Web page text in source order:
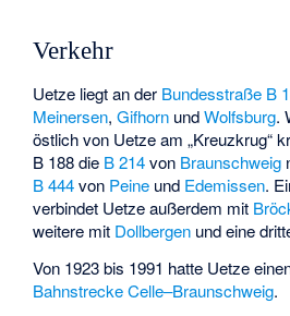
Verkehr
Uetze liegt an der Bundesstraße B
Meinersen,Gifhorn undWolfsburg.
östlich von Uetze am „Kreuzkrug“
B 188 die B 214von Braunschweig
B 444von Peine und Edemissen.
verbindet Uetze außerdem mit
weitere mit Dollbergen und eine
Von 1923 bis 1991 hatte Uetze
Bahnstrecke Celle–Braunschweig.